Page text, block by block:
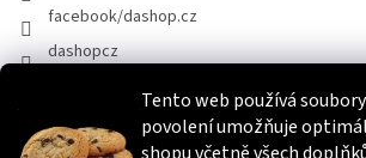
Tento web používá
povolení umožňuje
facebook/dashop.cz
dashopcz
Heureka.cz Zboží.cz